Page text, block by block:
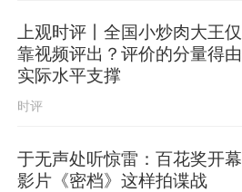
上观时评丨全国小炒肉大王仅
靠视频评出？评价的分量得由
实际水平支撑
时评
于无声处听惊雷：百花奖开幕
影片《密档》这样拍谍战